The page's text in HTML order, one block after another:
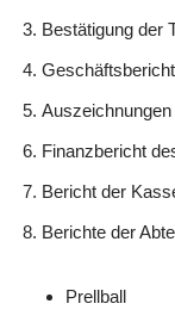
Bestätigung der
Finanzbericht
Bericht der
Berichte der
Prellball